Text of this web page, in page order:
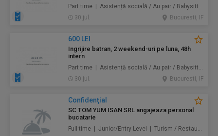
Part time | Asistență socială / Au pair / Babysitter / Curăţenie / Prestări servicii
30 jul.
Bucuresti, IF
600 LEI
Ingrijire batran, 2 weekend-uri pe luna, 48h
intern
Part time | Asistență socială / Au pair / Babysitter / Curăţenie / Prestări servicii
30 jul.
Bucuresti, IF
Confidenţial
SC TOM YUM ISAN SRL angajeaza personal
bucatarie
Full time | Junior/Entry Level | Turism / Restaurante / Hoteluri